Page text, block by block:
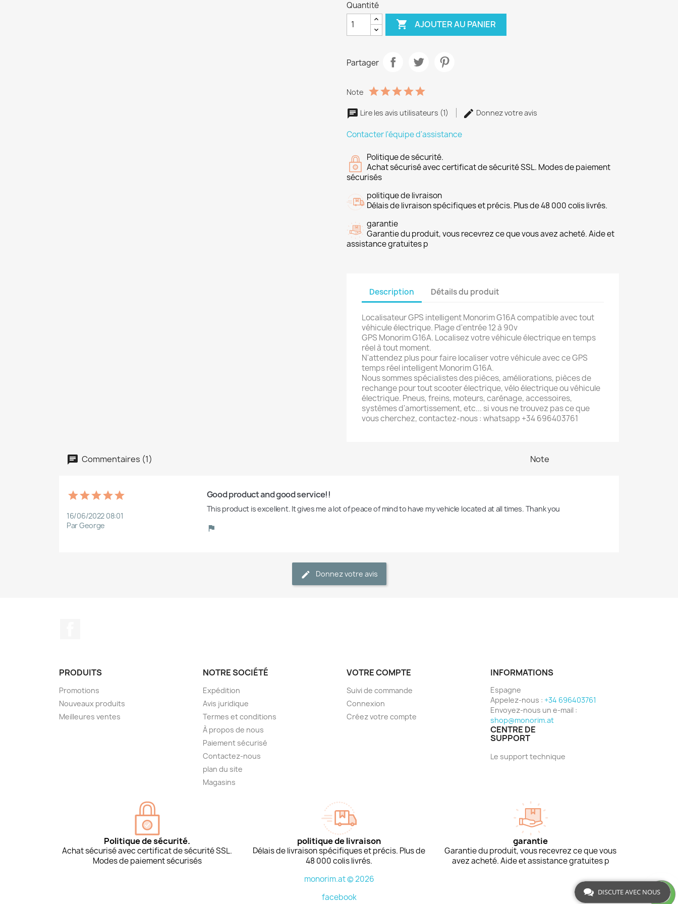
Quantité
 AJOUTER AU PANIER
Partager
Note
Lire les avis utilisateurs (1) Donnez votre avis
Contacter l'équipe d'assistance
Politique de sécurité.
Achat sécurisé avec certificat de sécurité SSL. Modes de paiement
sécurisés
politique de livraison
Délais de livraison spécifiques et précis. Plus de 48 000 colis livrés.
garantie
Garantie du produit, vous recevrez ce que vous avez acheté. Aide et
assistance gratuites p
Description Détails du produit
Localisateur GPS intelligent Monorim G16A compatible avec tout
véhicule électrique. Plage d'entrée 12 à 90v
GPS Monorim G16A. Localisez votre véhicule électrique en temps
réel à tout moment.
N'attendez plus pour faire localiser votre véhicule avec ce GPS
temps réel intelligent Monorim G16A.
Nous sommes spécialistes des pièces, améliorations, pièces de
rechange pour tout scooter électrique, vélo électrique ou véhicule
électrique. Pneus, freins, moteurs, carénage, accessoires,
systèmes d'amortissement, etc... si vous ne trouvez pas ce que
vous cherchez, contactez-nous : whatsapp +34 696403761
Commentaires (1) Note
16/06/2022 08:01
Par George
Good product and good service!!
This product is excellent. It gives me a lot of peace of mind to have my vehicle located at all times. Thank you
Donnez votre avis
PRODUITS
Promotions
Nouveaux produits
Meilleures ventes
NOTRE SOCIÉTÉ
Expédition
Avis juridique
Termes et conditions
À propos de nous
Paiement sécurisé
Contactez-nous
plan du site
Magasins
VOTRE COMPTE
Suivi de commande
Connexion
Créez votre compte
INFORMATIONS
Espagne
Appelez-nous : +34 696403761
Envoyez-nous un e-mail :
shop@monorim.at
CENTRE DE
SUPPORT
Le support technique
Politique de sécurité.
Achat sécurisé avec certificat de sécurité SSL.
Modes de paiement sécurisés
politique de livraison
Délais de livraison spécifiques et précis. Plus de
48 000 colis livrés.
garantie
Garantie du produit, vous recevrez ce que vous
avez acheté. Aide et assistance gratuites p
monorim.at © 2026
facebook
DISCUTE AVEC NOUS